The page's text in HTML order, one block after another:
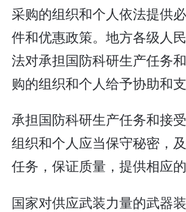
采购的组织和个人依法提供
件和优惠政策。地方各级人
法对承担国防科研生产任务
购的组织和个人给予协助和支
承担国防科研生产任务和接
组织和个人应当保守秘密，
任务，保证质量，提供相应的
国家对供应武装力量的武器装